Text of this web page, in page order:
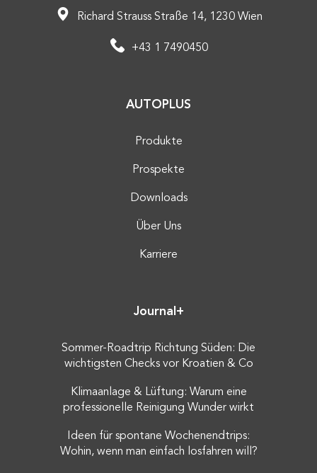
Richard Strauss Straße 14, 1230 Wien
+43 1 7490450
AUTOPLUS
Produkte
Prospekte
Downloads
Über Uns
Karriere
Journal+
Sommer-Roadtrip Richtung Süden: Die
wichtigsten Checks vor Kroatien & Co
Klimaanlage & Lüftung: Warum eine
professionelle Reinigung Wunder wirkt
Ideen für spontane Wochenendtrips:
Wohin, wenn man einfach losfahren will?